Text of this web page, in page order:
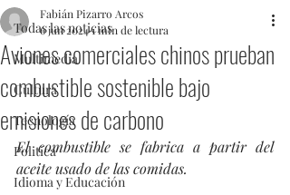
Todas las noticias
Multimedia
Cultura
Tecnología
Politica
Idioma y Educación
Aviones comerciales chinos prueban
combustible sostenible bajo
emisiones de carbono
Fabián Pizarro Arcos
6 jun 20241 min de lectura
El combustible se fabrica a partir del
aceite usado de las comidas.